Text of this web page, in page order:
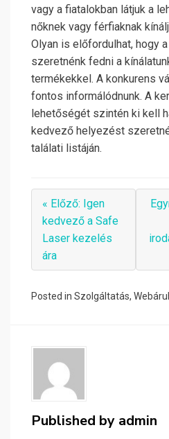
vagy a fiatalokban látjuk a
nőknek vagy férfiaknak
Olyan is előfordulhat, hogy
szeretnénk fedni a
termékekkel. A konkurens
fontos informálódnunk. A
lehetőségét szintén ki kell
kedvező helyezést
találati listáján.
« Előző: Igen
kedvező a Safe
Laser kezelés
ára
Posted in Szolgáltatás,
Published by admin